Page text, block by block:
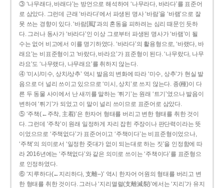
③ ‘나무래다, 바래다’는 방언으로 해석하여 ‘나무라다, 바라다’를 표준어
로 삼았다. 그런데 근래 ‘바라다’에서 파생된 명사 ‘바람’을 ‘바램’으로 잘
못 쓰는 경향이 있다. ‘바람[風]’과의 혼동을 피하려는 심리 때문인 듯하
다. 그러나 동사가 ‘바라다’인 이상 그로부터 파생된 명사가 ‘바램’이 될
수는 없어 비고에서 이를 명기하였다. ‘바라다’의 활용형으로, ‘바랬다, 바
래요’는 비표준형이고 ‘바랐다, 바라요’가 표준형이 된다. ‘나무랐다, 나무
라요’도 ‘나무랬다, 나무래요’를 취하지 않는다.
④ ‘미시/미수, 상치/상추’ 역시 발음의 변화에 따라 ‘미수, 상추’가 현실 발
음으로 더 널리 쓰이고 있으므로 ‘미시, 상치’로 쓰지 않는다. 종(種)이 다
른 두 동물 사이에서 난 새끼를 말하는 ‘튀기’는 원래 ‘트기’였으나 발음이
변하여 ‘튀기’가 되었고 이 말이 널리 쓰이므로 표준어로 삼았다.
⑤ ‘주책(←주착, 主着)’은 한자어 형태를 버리고 변한 형태를 취한 것이
다. 그런데 ‘주착’이 원래 일정하게 자리 잡힌 주장이나 판단력이라는 뜻
이었으므로 ‘주책없다’가 표준어이고 ‘주책이다’는 비표준형이었으나,
‘주책’의 의미로서 ‘일정한 줏대가 없이 되는대로 하는 짓’을 인정함에 따
라 2016년에는 ‘주책없다’와 같은 의미로 쓰이는 ‘주책이다’를 표준형으
로 인정하였다.
⑥ ‘지루하다(←지리하다, 支離--)’ 역시 한자어 어원의 형태를 버리고 변
한 형태를 취한 것이다. 그러나 ‘지리멸렬(支離滅裂)’에서는 ‘지리’가 유지